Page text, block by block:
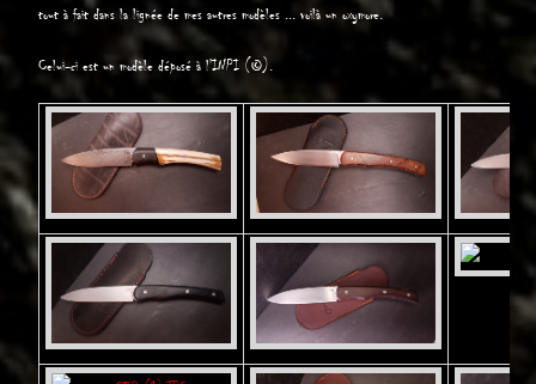
tout à fait dans la lignée de mes autres modèles ... voilà un oxymore.
Celui-ci est un modèle déposé à l'INPI (©).